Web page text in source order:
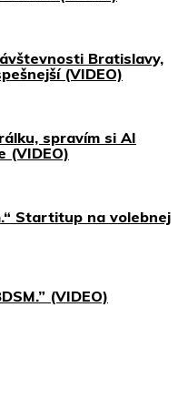
Bratislavy,
(VIDEO)
spravím si AI
(VIDEO)
Startitup na volebnej
(VIDEO)